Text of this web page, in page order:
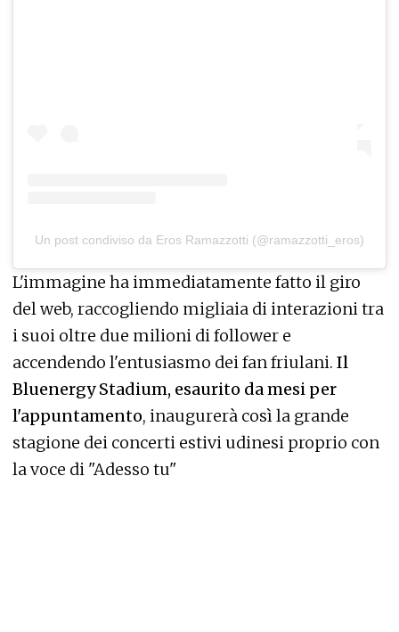
Un post condiviso da Eros Ramazzotti (@ramazzotti_eros)
L'immagine ha immediatamente fatto il giro
del web, raccogliendo migliaia di interazioni tra
i suoi oltre due milioni di follower e
accendendo l'entusiasmo dei fan friulani. Il
Bluenergy Stadium, esaurito da mesi per
l'appuntamento, inaugurerà così la grande
stagione dei concerti estivi udinesi proprio con
la voce di "Adesso tu"